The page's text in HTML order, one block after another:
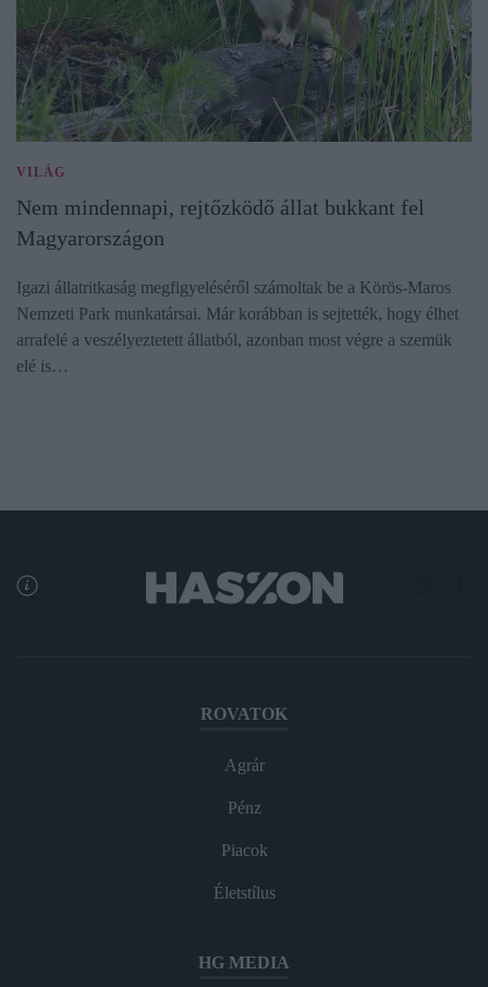
VILÁG
Nem mindennapi, rejtőzködő állat bukkant fel
Magyarországon
Igazi állatritkaság megfigyeléséről számoltak be a Körös-Maros
Nemzeti Park munkatársai. Már korábban is sejtették, hogy élhet
arrafelé a veszélyeztetett állatból, azonban most végre a szemük
elé is…
ROVATOK
Agrár
Pénz
Piacok
Életstílus
HG MEDIA